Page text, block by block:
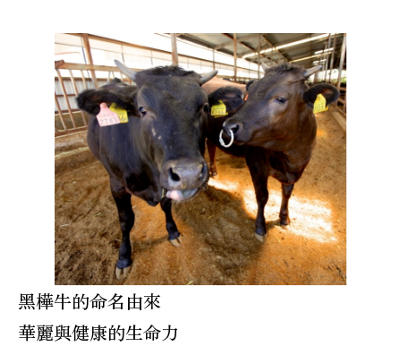
黑樺牛的命名由來
華麗與健康的生命力